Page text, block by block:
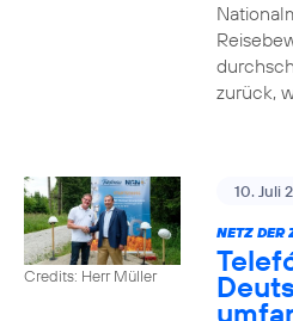
zurück,
Credits: Herr Müller
10. Juli
NETZ DER